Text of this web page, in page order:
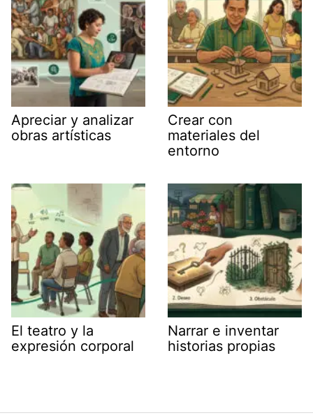
Apreciar y analizar
obras artísticas
Crear con
materiales del
entorno
El teatro y la
expresión corporal
Narrar e inventar
historias propias